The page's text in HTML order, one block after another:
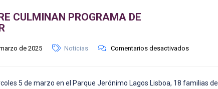
CULMINAN PROGRAMA DE
de 2025 Noticias Comentarios desactivados
5 de marzo en el Parque Jerónimo Lagos Lisboa, 18 familias de